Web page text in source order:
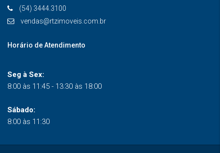
(54) 3444.3100
vendas@rtzimoveis.com.br
Horário de Atendimento
Seg à Sex:
8:00 às 11:45 - 13:30 às 18:00
Sábado:
8:00 às 11:30